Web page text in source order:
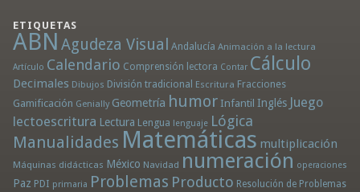
ETIQUETAS
ABN Agudeza Visual Andalucía Animación a la lectura
Artículo Calendario Comprensión lectora Contar Cálculo
Decimales Dibujos División tradicional Escritura Fracciones
Gamificación Genially Geometría humor Infantil Inglés Juego
lectoescritura Lectura Lengua lenguaje Lógica
Manualidades Matemáticas multiplicación
Máquinas didácticas México Navidad numeración operaciones
Paz PDI primaria Problemas Producto Resolución de Problemas